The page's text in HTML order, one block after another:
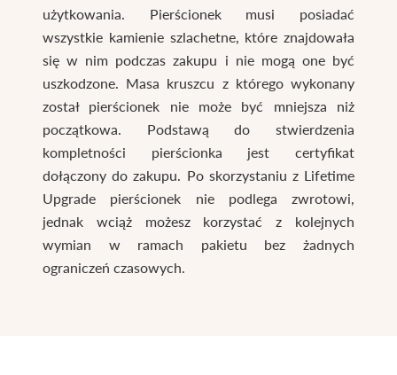
użytkowania. Pierścionek musi posiadać
wszystkie kamienie szlachetne, które znajdowała
się w nim podczas zakupu i nie mogą one być
uszkodzone. Masa kruszcu z którego wykonany
został pierścionek nie może być mniejsza niż
początkowa. Podstawą do stwierdzenia
kompletności pierścionka jest certyfikat
dołączony do zakupu. Po skorzystaniu z Lifetime
Upgrade pierścionek nie podlega zwrotowi,
jednak wciąż możesz korzystać z kolejnych
wymian w ramach pakietu bez żadnych
ograniczeń czasowych.